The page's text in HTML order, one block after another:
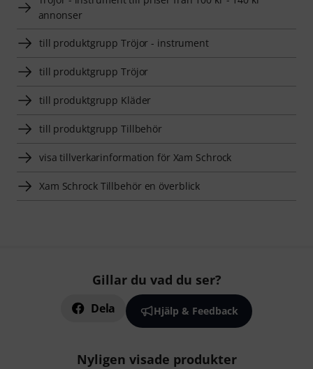
annonser
till produktgrupp Tröjor - instrument
till produktgrupp Tröjor
till produktgrupp Kläder
till produktgrupp Tillbehör
visa tillverkarinformation för Xam Schrock
Xam Schrock Tillbehör en överblick
Gillar du vad du ser?
Dela Hjälp & Feedback
Nyligen visade produkter